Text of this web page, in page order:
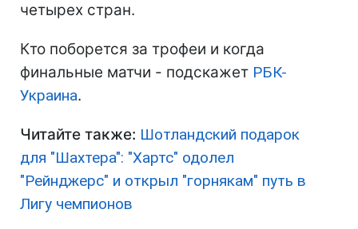
четырех стран.
Кто поборется за трофеи и когда
финальные матчи - подскажет РБК-
Украина.
Читайте также: Шотландский подарок
для "Шахтера": "Хартс" одолел
"Рейнджерс" и открыл "горнякам" путь в
Лигу чемпионов